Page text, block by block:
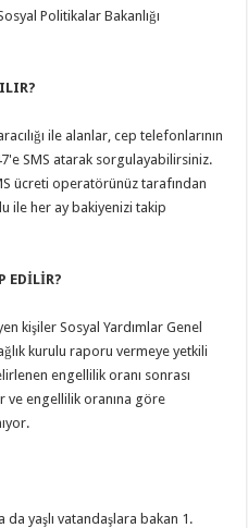
Politikalar Bakanlığı
ile alanlar, cep telefonlarının
SMS atarak sorgulayabilirsiniz.
ücreti operatörünüz tarafından
ile her ay bakiyenizi takip
EDİLİR?
kişiler Sosyal Yardımlar Genel
kurulu raporu vermeye yetkili
engellilik oranı sonrası
ve engellilik oranına göre
da yaşlı vatandaşlara bakan 1.